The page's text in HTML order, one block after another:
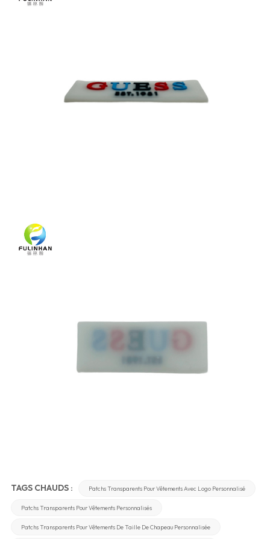
TAGS CHAUDS : Patchs Transparents Pour Vêtements Avec Logo Personnalisé
Patchs Transparents Pour Vêtements Personnalisés
Patchs Transparents Pour Vêtements De Taille De Chapeau Personnalisée